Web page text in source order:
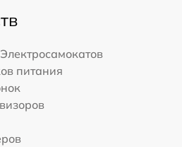
Электросамокатов
питания